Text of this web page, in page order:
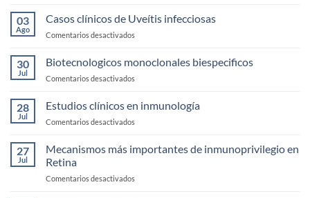
fisología
exploración
la
03
Ago
Casos clínicos de Uveítis infecciosas
Comentarios desactivados
clínicos
Uveítis
30
Jul
Biotecnologicos monoclonales biespecificos
Comentarios desactivados
monoclonales
28
Jul
Estudios clínicos en inmunología
Comentarios desactivados
en
27
Jul
Mecanismos más importantes de inmunoprivilegio en
Retina
Comentarios desactivados